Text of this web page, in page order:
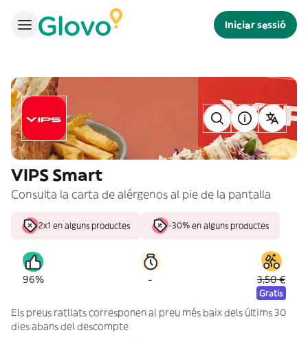
Iniciar sessió
VIPS Smart
Consulta la carta de alérgenos al pie de la pantalla
2x1 en alguns productes -30% en alguns productes
96% - 3,50 €
Gratis
Els preus ratllats corresponen al preu més baix dels últims 30
dies abans del descompte